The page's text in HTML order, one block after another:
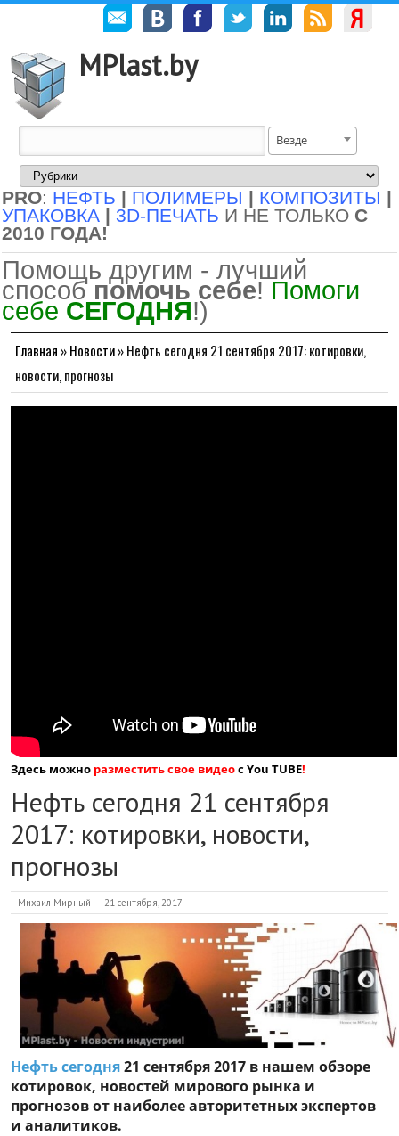
MPlast.by
Везде
PRO: НЕФТЬ | ПОЛИМЕРЫ | КОМПОЗИТЫ |
УПАКОВКА | 3D-ПЕЧАТЬ И НЕ ТОЛЬКО С
2010 ГОДА!
Помощь другим - лучший
способ помочь себе! Помоги
себе СЕГОДНЯ!)
Главная »Новости»Нефть сегодня 21 сентября 2017: котировки,
новости, прогнозы
Здесь можно разместить свое видеос You TUBE!
Нефть сегодня 21 сентября
2017: котировки, новости,
прогнозы
Михаил Мирный 21 сентября, 2017
Нефть сегодня21 сентября 2017 в нашем обзоре
котировок, новостей мирового рынка и
прогнозов от наиболее авторитетных экспертов
и аналитиков.